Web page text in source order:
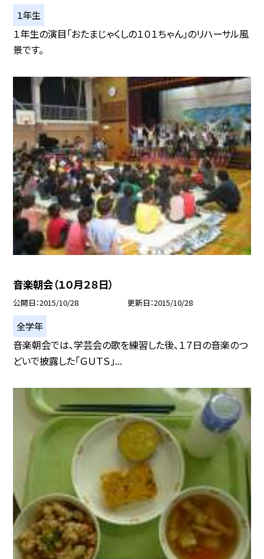
１年生
１年生の演目「おたまじゃくしの１０１ちゃん」のリハーサル風
景です。
音楽朝会（１０月２８日）
公開日 2015/10/28 更新日 2015/10/28
全学年
音楽朝会では、学芸会の歌を練習した後、１７日の音楽のつ
どいで披露した「ＧＵＴＳ」...